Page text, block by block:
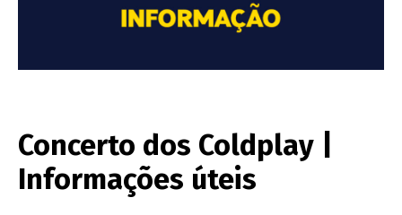
Concerto dos Coldplay |
Informações úteis